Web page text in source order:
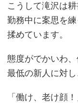
こうして滝沢は
勤務中に案思を
揉めています。
態度がでかいわ
最低の新人に対
「働け、老け顔！